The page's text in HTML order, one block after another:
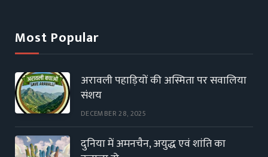
Most Popular
अरावली पहाड़ियों की अस्मिता पर सवालिया
संशय
DECEMBER 28, 2025
दुनिया में अमनचैन, अयुद्ध एवं शांति का